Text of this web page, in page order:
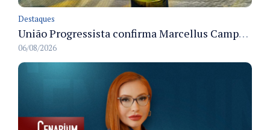
Destaques
União Progressista confirma Marcellus Campêlo como candidato a deputado estadual
06/08/2026